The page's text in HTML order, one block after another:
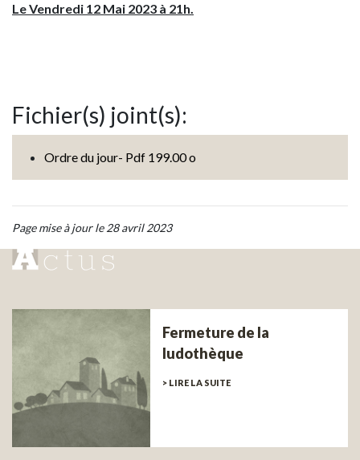
Le Vendredi 12 Mai 2023 à 21h.
Fichier(s) joint(s):
Ordre du jour- Pdf 199.00 o
Page mise à jour le 28 avril 2023
Fermeture de la
ludothèque
> LIRE LA SUITE